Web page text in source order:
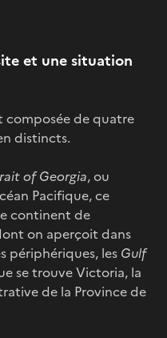
et une situation
composée de quatre
distincts.
of Georgia, ou
Pacifique, ce
continent de
on aperçoit dans
périphériques, les Gulf
se trouve Victoria, la
de la Province de